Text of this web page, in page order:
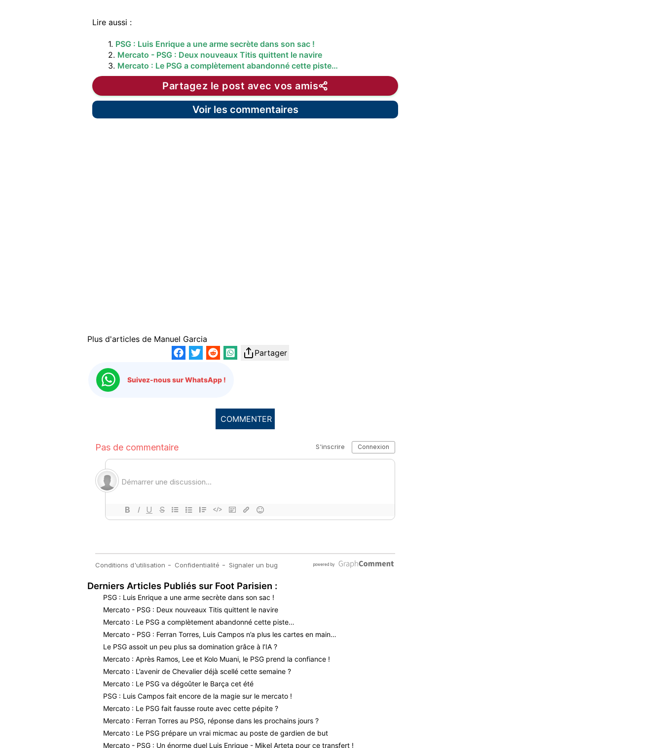
Lire aussi :
1. PSG : Luis Enrique a une arme secrète dans son sac !
2. Mercato - PSG : Deux nouveaux Titis quittent le navire
3. Mercato : Le PSG a complètement abandonné cette piste…
Partagez le post avec vos amis
Voir les commentaires
Plus d'articles de Manuel Garcia
Partager
Suivez-nous sur WhatsApp !
COMMENTER
Derniers Articles Publiés sur Foot Parisien :
PSG : Luis Enrique a une arme secrète dans son sac !
Mercato - PSG : Deux nouveaux Titis quittent le navire
Mercato : Le PSG a complètement abandonné cette piste…
Mercato - PSG : Ferran Torres, Luis Campos n’a plus les cartes en main…
Le PSG assoit un peu plus sa domination grâce à l’IA ?
Mercato : Après Ramos, Lee et Kolo Muani, le PSG prend la confiance !
Mercato : L’avenir de Chevalier déjà scellé cette semaine ?
Mercato : Le PSG va dégoûter le Barça cet été
PSG : Luis Campos fait encore de la magie sur le mercato !
Mercato : Le PSG fait fausse route avec cette pépite ?
Mercato : Ferran Torres au PSG, réponse dans les prochains jours ?
Mercato : Le PSG prépare un vrai micmac au poste de gardien de but
Mercato - PSG : Un énorme duel Luis Enrique - Mikel Arteta pour ce transfert !